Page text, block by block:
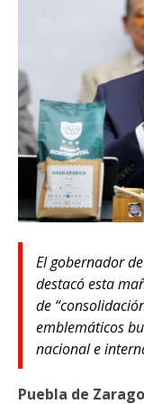
El gobernador de
destacó esta
de “
emblemáticos
nacional e
Puebla de